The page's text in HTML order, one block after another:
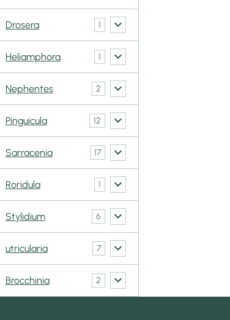
Drosera 1
Heliamphora 1
Nephentes 2
Pinguicula 12
Sarracenia 17
Roridula 1
Stylidium 6
utricularia 7
Brocchinia 2